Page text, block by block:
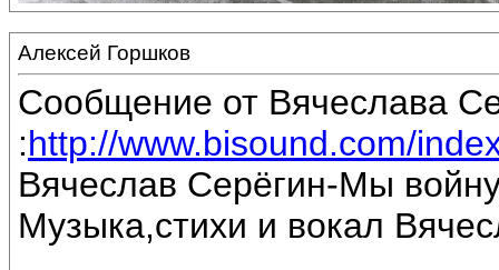
Алексей Горшков
Сообщение от Вячеслава
:http://www.bisound.com/
Вячеслав Серёгин-Мы
Музыка,стихи и вокал